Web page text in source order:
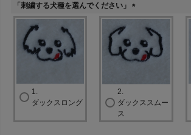
「刺繍する犬種を選んでください」
(
)
1.
ダックスロング
2.
ダックススムー
ス